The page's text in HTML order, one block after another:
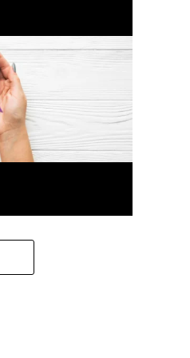
registra 3º melhor
vendas de veículos
realiza ações